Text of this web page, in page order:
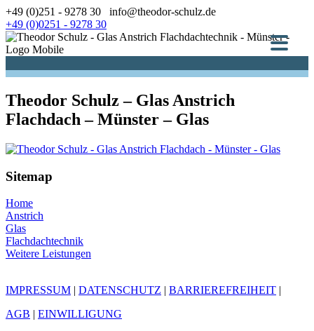
Zum
Inhalt
springen
+49 (0)251 - 9278 30
info@theodor-schulz.de
+49 (0)0251 - 9278 30
Theodor Schulz – Glas Anstrich
Flachdach – Münster – Glas
Sitemap
Home
Anstrich
Glas
Flachdachtechnik
Weitere Leistungen
IMPRESSUM | DATENSCHUTZ | BARRIEREFREIHEIT |
AGB | EINWILLIGUNG